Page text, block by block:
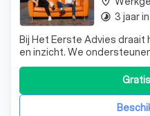
Bij Het Eerste Advies
en inzicht. We ondersteunen in boekhouding, fiscaal
advies, contractbeheer,
timelapse 3 jaar